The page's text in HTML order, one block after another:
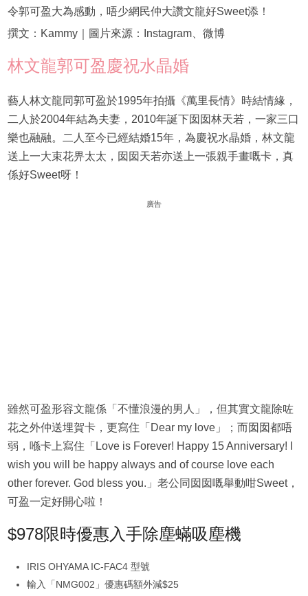
令郭可盈大為感動，唔少網民仲大讚文龍好Sweet添！
撰文：Kammy｜圖片來源：Instagram、微博
林文龍郭可盈慶祝水晶婚
藝人林文龍同郭可盈於1995年拍攝《萬里長情》時結情緣，
二人於2004年結為夫妻，2010年誕下囡囡林天若，一家三口
樂也融融。二人至今已經結婚15年，為慶祝水晶婚，林文龍
送上一大束花畀太太，囡囡天若亦送上一張親手畫嘅卡，真
係好Sweet呀！
廣告
雖然可盈形容文龍係「不懂浪漫的男人」，但其實文龍除咗
花之外仲送埋賀卡，更寫住「Dear my love」；而囡囡都唔
弱，喺卡上寫住「Love is Forever! Happy 15 Anniversary! I
wish you will be happy always and of course love each
other forever. God bless you.」老公同囡囡嘅舉動咁Sweet，
可盈一定好開心啦！
$978限時優惠入手除塵蟎吸塵機
IRIS OHYAMA IC-FAC4 型號
輸入「NMG002」優惠碼額外減$25